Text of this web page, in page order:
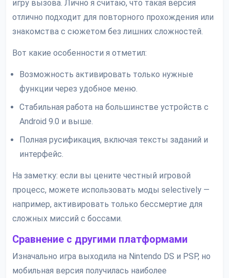
игру вызова. Лично я считаю, что такая версия
отлично подходит для повторного прохождения или
знакомства с сюжетом без лишних сложностей.
Вот какие особенности я отметил:
Возможность активировать только нужные
функции через удобное меню.
Стабильная работа на большинстве устройств с
Android 9.0 и выше.
Полная русификация, включая тексты заданий и
интерфейс.
На заметку: если вы цените честный игровой
процесс, можете использовать моды selectively —
например, активировать только бессмертие для
сложных миссий с боссами.
Сравнение с другими платформами
Изначально игра выходила на Nintendo DS и PSP, но
мобильная версия получилась наиболее